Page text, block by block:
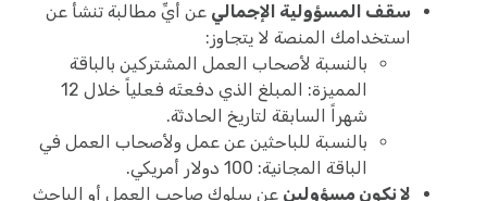
سقف المسؤولية الإجمالي عن أيِّ مطالبة تنشأ عن
استخدامك المنصة لا يتجاوز:
بالنسبة لأصحاب العمل المشتركين بالباقة
المميزة: المبلغ الذي دفعتَه فعلياً خلال 12
شهراً السابقة لتاريخ الحادثة.
بالنسبة للباحثين عن عمل ولأصحاب العمل في
الباقة المجانية: 100 دولار أمريكي.
لا نكون مسؤولين عن سلوك صاحب العمل أو الباحث